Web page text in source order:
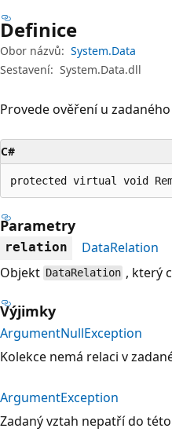
Definice
Obor názvů: System.Data
Sestavení: System.Data.dll
Provede ověření u zadaného
C#
protected virtual void
Parametry
relation
DataRelation
Objekt DataRelation , který
Výjimky
ArgumentNullException
Kolekce nemá relaci v
ArgumentException
Zadaný vztah nepatří do